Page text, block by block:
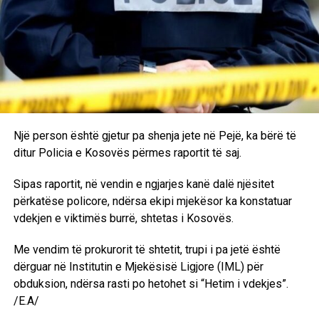
Një kompjuter laptop i markës Dell.
Një kompjuter laptop i markës Acer.
Gjatë kontrollit te i dyshuari B.G., janë gjetur dhe
sekuestruar:
9 fishekë të kalibrit 45 mm
Dy karikator të revoles
Një kallf i revoles
Gjatë kontrollit tek i dyshuari S.S., është gjetur dhe
sekuestruar:
Një telefon IPHONE 7, ngjyrë e zezë.
Një person është gjetur pa shenja jete në Pejë, ka bërë të
ditur Policia e Kosovës përmes raportit të saj.
Sipas raportit, në vendin e ngjarjes kanë dalë njësitet
përkatëse policore, ndërsa ekipi mjekësor ka konstatuar
vdekjen e viktimës burrë, shtetas i Kosovës.
Me vendim të prokurorit të shtetit, trupi i pa jetë është
dërguar në Institutin e Mjekësisë Ligjore (IML) për
obduksion, ndërsa rasti po hetohet si “Hetim i vdekjes”.
/E.A/